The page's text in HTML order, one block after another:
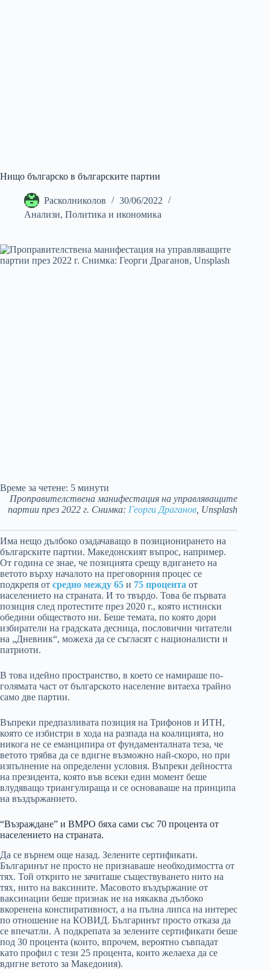
Нищо българско в българските партии
Расколниколов
30/06/2022
Анализи, Политика и икономика
Време за четене: 5 минути
Проправителствена манифестация на управляващите
партии през 2022 г. Снимка: Георги Драганов , Unsplash
Има нещо дълбоко озадачаващо в позиционирането на
българските партии. Македонският въпрос, например.
От година се знае, че позицията срещу вдигането на
ветото върху началото на преговорния процес се
подкрепя от средно между 65 и 75 процента от
населението на страната. И то твърдо. Това бе първата
позиция след протестите през 2020 г., която истински
обедини обществото ни. Беше темата, по която дори
избиратели на градската десница, пословични читатели
на „Дневник“, можеха да се съгласят с националисти и
патриоти.
В това идейно пространство, в което се намираше по-
голямата част от българското население витаеха трайно
само две партии.
Въпреки предпазливата позиция на Трифонов и ИТН,
която се избистри в хода на разпада на коалицията, но
никога не се еманципира от фундаменталната теза, че
ветото трябва да се вдигне възможно най-скоро, но при
изпълнение на определени условия. Въпреки дейността
на президента, която във всеки един момент беше
влудяващо триангулираща и се основаваше на принципа
на въздържанието.
“Възраждане” и ВМРО бяха сами със 70 процента от
населението на страната.
Да се върнем още назад. Зелените сертификати.
Българинът не просто не признаваше необходимостта от
тях. Той открито не зачиташе съществуването нито на
тях, нито на ваксините. Масовото въздържание от
ваксинации беше признак не на някаква дълбоко
вкоренена конспиративност, а на пълна липса на интерес
по отношение на КОВИД. Българинът просто отказа да
се впечатли. А подкрепата за зелените сертификати беше
под 30 процента (които, впрочем, вероятно съвпадат
като профил с тези 25 процента, които желаеха да се
вдигне ветото за Македония).